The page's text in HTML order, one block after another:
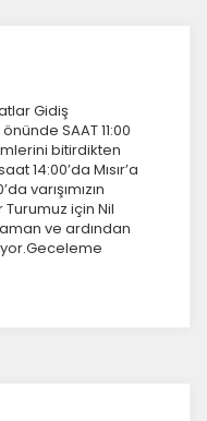
Gidiş
SAAT 11:00
bitirdikten
14:00’da Mısır’a
varışımızın
için Nil
ve ardından